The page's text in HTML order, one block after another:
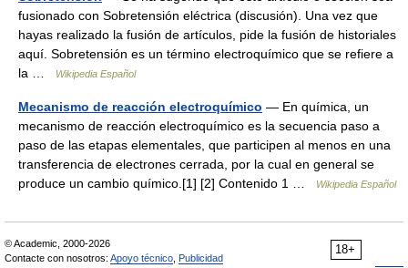
fusionado con Sobretensión eléctrica (discusión). Una vez que
hayas realizado la fusión de artículos, pide la fusión de historiales
aquí. Sobretensión es un término electroquímico que se refiere a
la …
Wikipedia Español
Mecanismo de reacción electroquímico — En química, un
mecanismo de reacción electroquímico es la secuencia paso a
paso de las etapas elementales, que participen al menos en una
transferencia de electrones cerrada, por la cual en general se
produce un cambio químico.[1] [2] Contenido 1 …
Wikipedia Español
18+
© Academic, 2000-2026
Contacte con nosotros: Apoyo técnico Publicidad